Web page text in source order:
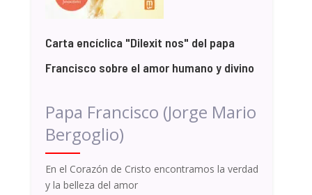
Carta encíclica "Dilexit nos" del papa
Francisco sobre el amor humano y divino
Papa Francisco (Jorge Mario
Bergoglio)
En el Corazón de Cristo encontramos la verdad
y la belleza del amor